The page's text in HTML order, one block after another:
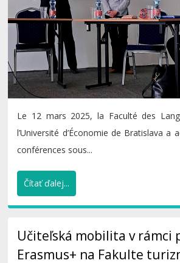
Le 12 mars 2025, la Faculté des
l’Université d’Économie de Bratislava a
conférences sous...
Čítať ďalej...
Učiteľská mobilita v rámci
Erasmus+ na Fakulte